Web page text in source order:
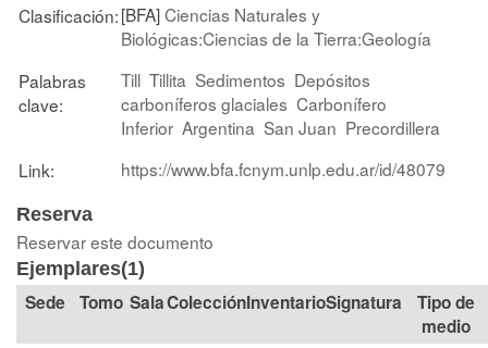
Clasificación:[BFA]Ciencias Naturales y
Biológicas:Ciencias de la Tierra:Geología
Palabras
clave:
Till Tillita Sedimentos Depósitos
carboníferos glaciales Carbonífero
Inferior Argentina San Juan Precordillera
Link:
https://www.bfa.fcnym.unlp.edu.ar/id/48079
Reserva
Reservar este documento
Ejemplares(1)
Tomo SalaColección Signatura
Tipo de
medio